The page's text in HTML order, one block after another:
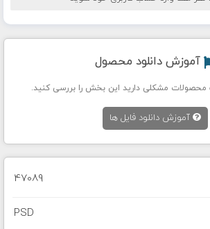
آموزش دانلود محصول
محصولات مشکلی دارید این بخش را بررسی کنید.
آموزش دانلود فایل ها
47089
PSD